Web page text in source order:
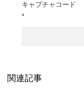
キャプチャコード
*
関連記事